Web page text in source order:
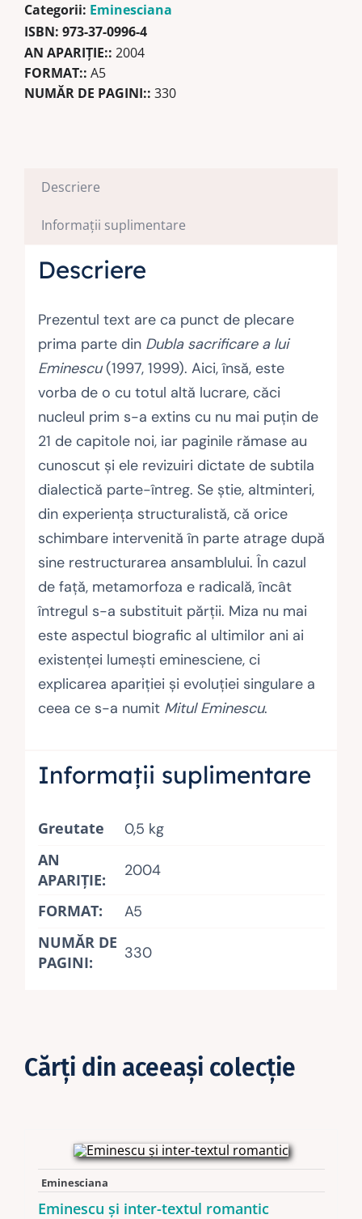
Categorii: Eminesciana
ISBN: 973-37-0996-4
AN APARIŢIE:: 2004
FORMAT:: A5
NUMĂR DE PAGINI:: 330
Descriere
Informații suplimentare
Descriere
Prezentul text are ca punct de plecare
prima parte dinDubla sacrificare a lui
Eminescu(1997, 1999). Aici, însă, este
vorba de o cu totul altă lucrare, căci
nucleul prim s-a extins cu nu mai puţin de
21 de capitole noi, iar paginile rămase au
cunoscut şi ele revizuiri dictate de subtila
dialectică parte-întreg. Se ştie, altminteri,
din experienţa structuralistă, că orice
schimbare intervenită în parte atrage după
sine restructurarea ansamblului. În cazul
de faţă, metamorfoza e radicală, încât
întregul s-a substituit părţii. Miza nu mai
este aspectul biografic al ultimilor ani ai
existenţei lumeşti eminesciene, ci
explicarea apariţiei şi evoluţiei singulare a
ceea ce s-a numit Mitul Eminescu.
Informații suplimentare
Greutate
0,5 kg
AN
APARIŢIE:
2004
FORMAT:
A5
NUMĂR DE
PAGINI:
330
Cărţi din aceeaşi colecţie
Eminesciana
Eminescu şi inter-textul romantic